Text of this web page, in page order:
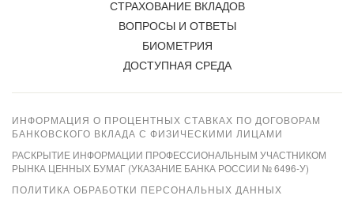
СТРАХОВАНИЕ ВКЛАДОВ
ВОПРОСЫ И ОТВЕТЫ
БИОМЕТРИЯ
ДОСТУПНАЯ СРЕДА
ИНФОРМАЦИЯ О ПРОЦЕНТНЫХ СТАВКАХ ПО ДОГОВОРАМ
БАНКОВСКОГО ВКЛАДА С ФИЗИЧЕСКИМИ ЛИЦАМИ
РАСКРЫТИЕ ИНФОРМАЦИИ ПРОФЕССИОНАЛЬНЫМ УЧАСТНИКОМ
РЫНКА ЦЕННЫХ БУМАГ (УКАЗАНИЕ БАНКА РОССИИ № 6496-У)
ПОЛИТИКА ОБРАБОТКИ ПЕРСОНАЛЬНЫХ ДАННЫХ